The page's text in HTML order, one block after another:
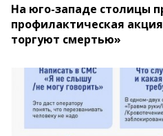
На юго-западе столицы
профилактическая
торгуют смертью»